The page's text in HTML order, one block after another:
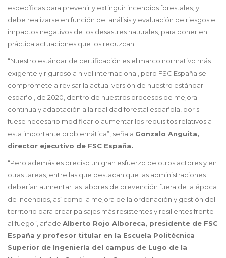
específicas para prevenir y extinguir incendios forestales; y
debe realizarse en función del análisis y evaluación de riesgos e
impactos negativos de los desastres naturales, para poner en
práctica actuaciones que los reduzcan.
“Nuestro estándar de certificación es el marco normativo más
exigente y riguroso a nivel internacional, pero FSC España se
compromete a revisar la actual versión de nuestro estándar
español, de 2020, dentro de nuestros procesos de mejora
continua y adaptación a la realidad forestal española, por si
fuese necesario modificar o aumentar los requisitos relativos a
esta importante problemática”, señala Gonzalo Anguita,
director ejecutivo de FSC España.
“Pero además es preciso un gran esfuerzo de otros actores y en
otras tareas, entre las que destacan que las administraciones
deberían aumentar las labores de prevención fuera de la época
de incendios, así como la mejora de la ordenación y gestión del
territorio para crear paisajes más resistentes y resilientes frente
al fuego”, añade Alberto Rojo Alboreca, presidente de FSC
España y profesor titular en la Escuela Politécnica
Superior de Ingeniería del campus de Lugo de la